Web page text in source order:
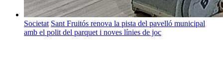
Societat Sant Fruitós renova la pista del pavelló municipal
amb el polit del parquet i noves línies de joc